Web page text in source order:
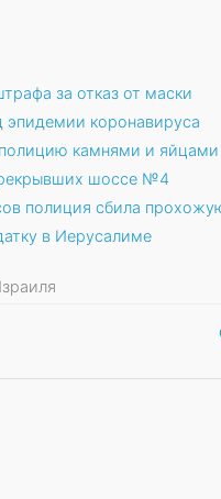
за отказ от маски
эпидемии коронавируса
камнями и яйцами
шоссе №4
полиция сбила
в Иерусалиме